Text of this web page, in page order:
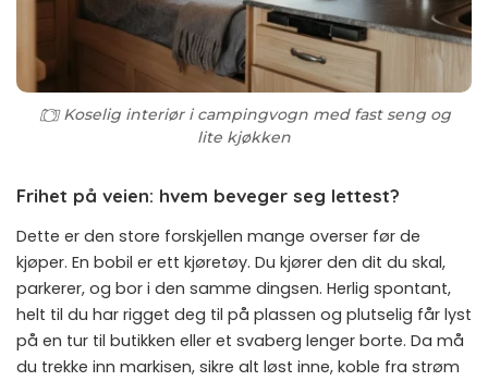
Koselig interiør i campingvogn med fast seng og
lite kjøkken
Frihet på veien: hvem beveger seg lettest?
Dette er den store forskjellen mange overser før de
kjøper. En bobil er ett kjøretøy. Du kjører den dit du skal,
parkerer, og bor i den samme dingsen. Herlig spontant,
helt til du har rigget deg til på plassen og plutselig får lyst
på en tur til butikken eller et svaberg lenger borte. Da må
du trekke inn markisen, sikre alt løst inne, koble fra strøm